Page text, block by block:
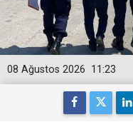
11:23
08 Ağustos 2026